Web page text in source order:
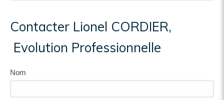
Contacter Lionel CORDIER,
Evolution Professionnelle
Nom